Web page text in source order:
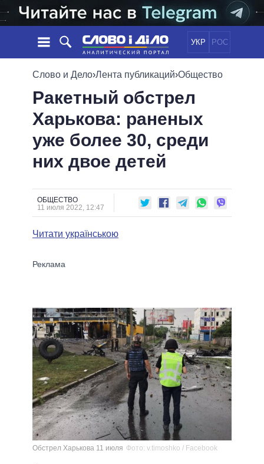
УКР РОС
НОВОСТИ
ЛЕНТА
СОБЫТИЯ
СТАТЬИ
ОБЗОРЫ
ДАЙДЖЕСТЫ
ПОЛИТИКА
ЭКОНОМИКА
ОБЩЕСТВО
МИР
ОБЕЩАНИЯ
ПОЛИТИКИ
ПРЕЗИДЕНТ И ОФИС
ВЕРХОВНАЯ РАДА
КАБИНЕТ МИНИСТРОВ
МЭРЫ
ИНФОГРАФИКА
ПОДДЕРЖАТЬ
СРАВНЕНИЕ ПОЛИТИКОВ
Слово и Дело›Лента публикаций›Общество
Ракетный обстрел
Харькова: раненых
уже более 30, среди
них двое детей
ОБЩЕСТВО
11 июля 2022, 12:47
Читати українською
Обстрел Харькова 11 июля Фото: v.timoshko / Facebook